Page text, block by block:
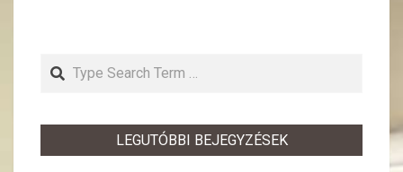
Search
LEGUTÓBBI BEJEGYZÉSEK